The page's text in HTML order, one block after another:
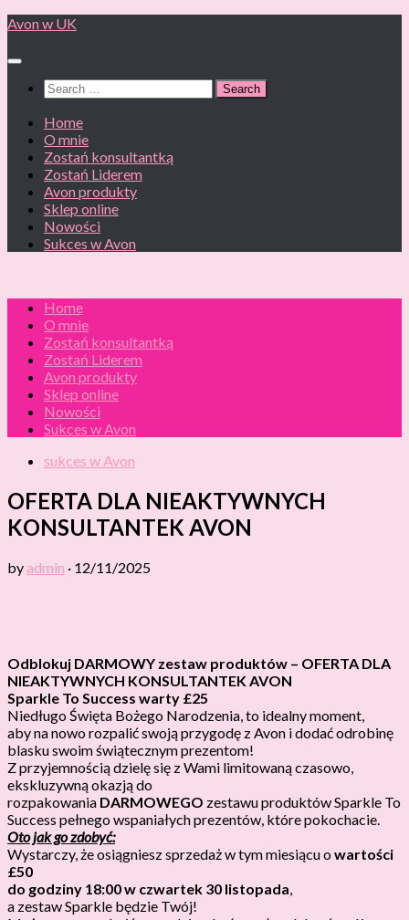
Skip
content
Avon w UK
Search
for:
Home
O mnie
Zostań konsultantką
Zostań Liderem
Avon produkty
Sklep online
Nowości
Sukces w Avon
Home
O mnie
Zostań konsultantką
Zostań Liderem
Avon produkty
Sklep online
Nowości
Sukces w Avon
sukces w Avon
OFERTA DLA NIEAKTYWNYCH
KONSULTANTEK AVON
by admin · 12/11/2025
Odblokuj DARMOWY zestaw produktów – OFERTA DLA
NIEAKTYWNYCH KONSULTANTEK AVON
Sparkle To Success warty £25
Niedługo Święta Bożego Narodzenia, to idealny moment,
aby na nowo rozpalić swoją przygodę z Avon i dodać odrobinę
blasku swoim świątecznym prezentom!
Z przyjemnością dzielę się z Wami limitowaną czasowo,
ekskluzywną okazją do
rozpakowania DARMOWEGO zestawu produktów Sparkle To
Success pełnego wspaniałych prezentów, które pokochacie.
Oto jak go zdobyć:
Wystarczy, że osiągniesz sprzedaż w tym miesiącu owartości
£50
do godziny 18:00 w czwartek 30 listopada,
a zestaw Sparkle będzie Twój!